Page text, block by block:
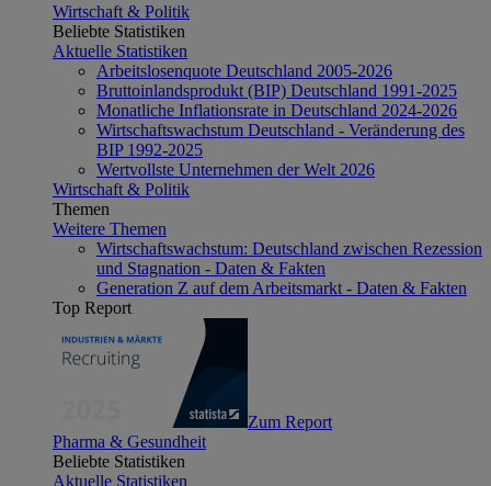
Wirtschaft & Politik
Beliebte Statistiken
Aktuelle Statistiken
Arbeitslosenquote Deutschland 2005-2026
Bruttoinlandsprodukt (BIP) Deutschland 1991-2025
Monatliche Inflationsrate in Deutschland 2024-2026
Wirtschaftswachstum Deutschland - Veränderung des
BIP 1992-2025
Wertvollste Unternehmen der Welt 2026
Wirtschaft & Politik
Themen
Weitere Themen
Wirtschaftswachstum: Deutschland zwischen Rezession
und Stagnation - Daten & Fakten
Generation Z auf dem Arbeitsmarkt - Daten & Fakten
Top Report
Zum Report
Pharma & Gesundheit
Beliebte Statistiken
Aktuelle Statistiken